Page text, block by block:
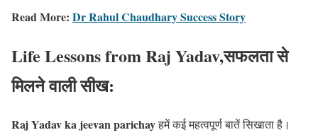
Read More: Dr Rahul Chaudhary Success Story
Life Lessons from Raj Yadav,सफलता से
मिलने वाली सीख:
Raj Yadav ka jeevan parichayहमें कई महत्वपूर्ण बातें सिखाता है।